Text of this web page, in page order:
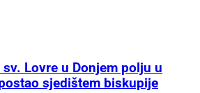
Lovre u Donjem polju u
sjedištem biskupije